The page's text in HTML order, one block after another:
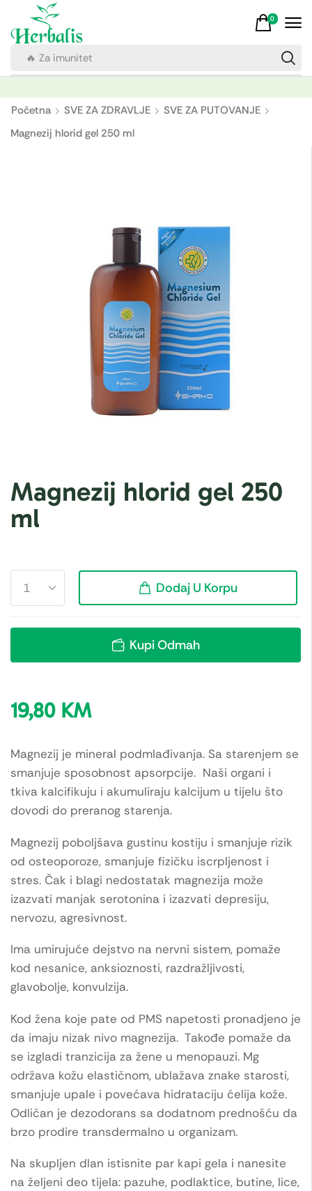
🔥 Za imunitet
0
Početna SVE ZA ZDRAVLJE
SVE ZA PUTOVANJE
Magnezij hlorid gel 250 ml
Magnezij hlorid gel 250
ml
Dodaj U Korpu
Kupi Odmah
19,80 KM
Magnezij je mineral podmlađivanja. Sa starenjem se
smanjuje sposobnost apsorpcije. Naši organi i
tkiva kalcifikuju i akumuliraju kalcijum u tijelu što
dovodi do preranog starenja.
Magnezij poboljšava gustinu kostiju i smanjuje rizik
od osteoporoze, smanjuje fizičku iscrpljenost i
stres. Čak i blagi nedostatak magnezija može
izazvati manjak serotonina i izazvati depresiju,
nervozu, agresivnost.
Ima umirujuće dejstvo na nervni sistem, pomaže
kod nesanice, anksioznosti, razdražljivosti,
glavobolje, konvulzija.
Kod žena koje pate od PMS napetosti pronadjeno je
da imaju nizak nivo magnezija. Takođe pomaže da
se izgladi tranzicija za žene u menopauzi. Mg
održava kožu elastičnom, ublažava znake starosti,
smanjuje upale i povećava hidrataciju ćelija kože.
Odličan je dezodorans sa dodatnom prednošću da
brzo prodire transdermalno u organizam.
Na skupljen dlan istisnite par kapi gela i nanesite
na željeni deo tijela: pazuhe, podlaktice, butine, lice,